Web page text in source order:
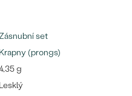
set
Krapny (prongs)
g
Lesklý